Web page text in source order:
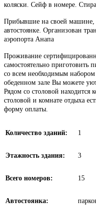
коляски. Сейф в номере.
Прибывшие на своей машине,
автостоянке. Организован
аэропорта Анапа
Проживание
самостоятельно приготовить
со всем необходимым
обеденном зале Вы можете
Рядом со столовой находится
столовой и комнате отдыха
форму оплаты.
Количество зданий: 1
Этажность здания: 3
Всего номеров: 15
Автостоянка: